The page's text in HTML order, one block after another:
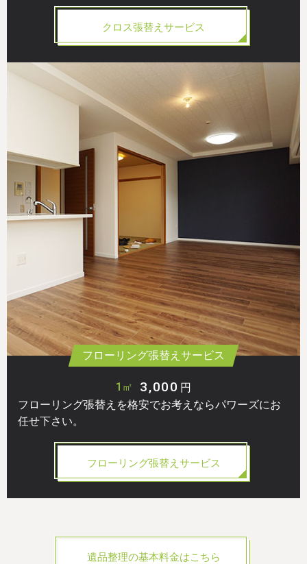
クロス張替えサービス
フローリング張替えサービス
1㎡ 3,000 円
フローリング張替えを格安でお考えならパワーズにお
任せ下さい。
フローリング張替えサービス
遺品整理の基本料金はこちら